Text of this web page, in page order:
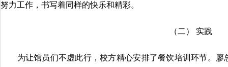
努力工作，书写着同样的快乐和精彩。
（二） 实践
为让馆员们不虚此行，校方精心安排了餐饮培训环节。廖